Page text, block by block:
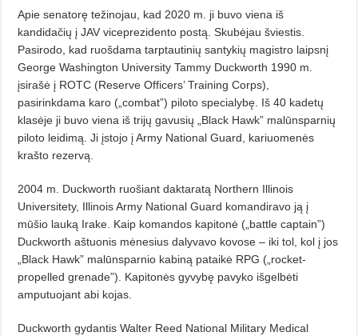
Apie senatorę težinojau, kad 2020 m. ji buvo viena iš
kandidačių į JAV viceprezidento postą. Skubėjau švies­tis.
Pasirodo, kad ruošdama tarptautinių santykių magistro laipsnį
Geor­ge Washington University Tammy Duckworth 1990 m.
įsirašė į ROTC (Reserve Officers’ Training Corps),
pasirinkdama karo („combat”) piloto specialybę. Iš 40 kadetų
klasėje ji buvo viena iš trijų gavusių „Black Hawk” malūnsparnių
piloto leidimą. Ji įstojo į Army National Guard, kariuomenės
krašto rezervą.
2004 m. Duckworth ruošiant daktaratą Northern Illinois
Universitety, Illinois Army National Guard ko­mandiravo ją į
mūšio lauką Irake. Kaip komandos kapitonė („battle captain”)
Duckworth aštuonis mėnesius dalyvavo kovose – iki tol, kol į jos
„Black Hawk” malūnsparnio kabiną pataikė RPG („rocket-
propelled gre­na­de”). Kapitonės gyvybę pavyko iš­gelbėti
amputuojant abi kojas.
Duckworth gydantis Walter Reed National Military Medical